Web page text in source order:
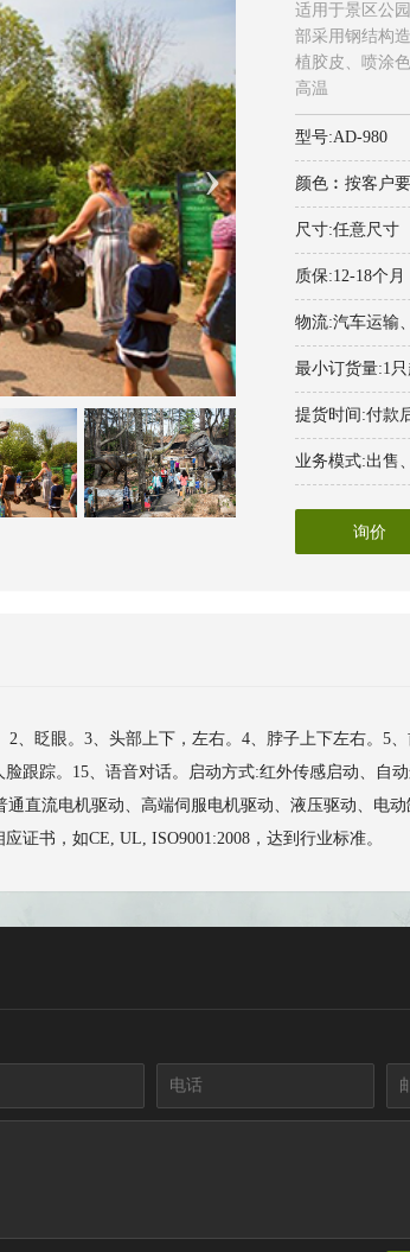
适用于景区公
部采用钢结构
植胶皮、喷涂
高温
型号:AD-980
颜色︰按客户
尺寸:任意尺寸
质保:12-18个月
物流:汽车运输
最小订货量:1
提货时间:付款
业务模式:出售
询价
、眨眼。3、头部上下，左右。4、脖子上下左右。5
跟踪。15、语音对话。启动方式:红外传感启动、自
直流电机驱动、高端伺服电机驱动、液压驱动、电
证书，如CE, UL, ISO9001:2008，达到行业标准。